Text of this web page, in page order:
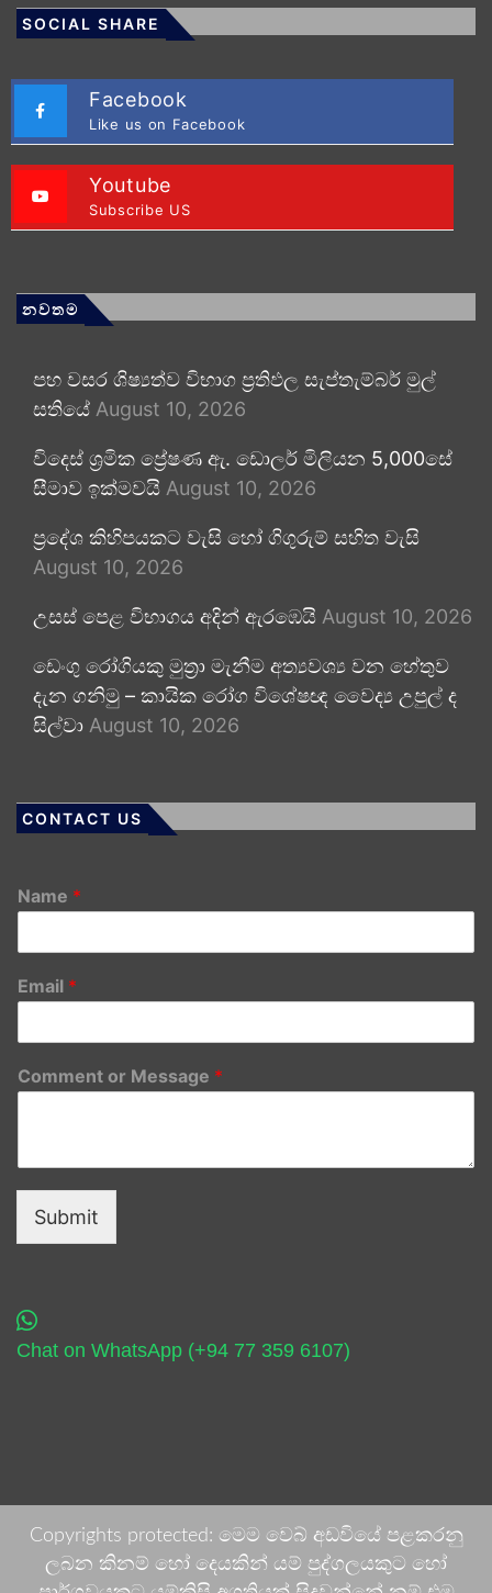
SOCIAL SHARE
Facebook
Like us on Facebook
Youtube
Subscribe US
නවතම
පහ වසර ශිෂ්‍යත්ව විභාග ප්‍රතිඵල සැප්තැම්බර් මුල්
සතියේ August 10, 2026
විදෙස් ශ්‍රමික ප්‍රේෂණ ඇ. ඩොලර් මිලියන 5,000සේ
සීමාව ඉක්මවයි August 10, 2026
ප්‍රදේශ කිහිපයකට වැසි හෝ ගිගුරුම් සහිත වැසි
August 10, 2026
උසස් පෙළ විභාගය අදින් ඇරඹෙයි August 10, 2026
ඩෙංගු රෝගියකු ⁣මුත්‍රා මැනීම අත්‍යවශ්‍ය වන හේතුව
දැන ගනිමු – කායික රෝග විශේෂඥ වෛද්‍ය උපුල් ද
සිල්වා August 10, 2026
CONTACT US
Name *
Email *
Comment or Message *
Submit
Chat on WhatsApp (+94 77 359 6107)
Copyrights protected: මෙම වෙබ් අඩවියේ පළකරනු
ලබන කිනම් හෝ දෙයකින් යම් පුද්ගලයකුට හෝ